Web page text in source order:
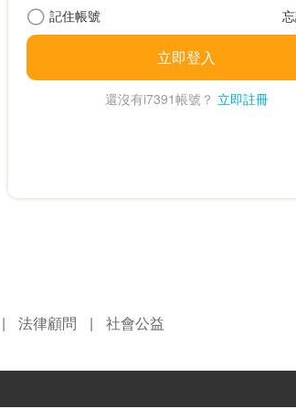
記住帳號
立即登入
還沒有i7391帳號？ 立即註冊
| 法律顧問 | 社會公益